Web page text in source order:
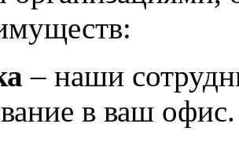
– наши
в ваш офис.